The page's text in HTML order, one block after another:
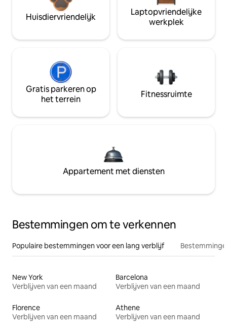
Huisdiervriendelijk
Laptopvriendelijke
werkplek
Gratis parkeren op
het terrein
Fitnessruimte
Appartement met diensten
Bestemmingen om te verkennen
Populaire bestemmingen voor een lang verblijf
New York
Verblijven van een maand
Barcelona
Verblijven van een maand
Florence
Verblijven van een maand
Athene
Verblijven van een maand